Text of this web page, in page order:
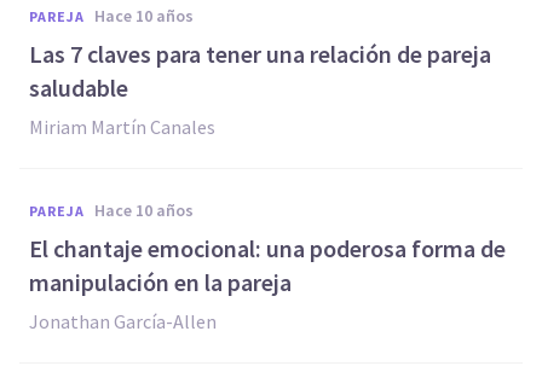
PAREJA hace 10 años
Las 7 claves para tener una relación de pareja
saludable
Miriam Martín Canales
PAREJA hace 10 años
​El chantaje emocional: una poderosa forma de
manipulación en la pareja
Jonathan García-Allen